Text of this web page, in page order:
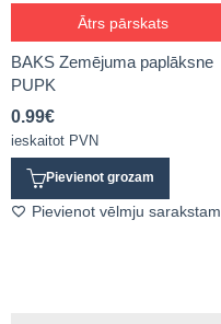
Ātrs pārskats
BAKS Zemējuma paplāksne
PUPK
0.99€
ieskaitot PVN
Pievienot grozam
Pievienot vēlmju sarakstam